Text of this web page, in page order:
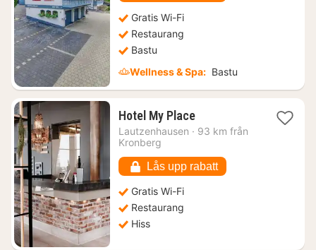
Gratis Wi-Fi
Restaurang
Bastu
Wellness & Spa: Bastu
Hotel My Place1
natt
kr.
Lautzenhausen · 93 km från
Kronberg
Lås upp rabatt
Gratis Wi-Fi
Restaurang
Hiss